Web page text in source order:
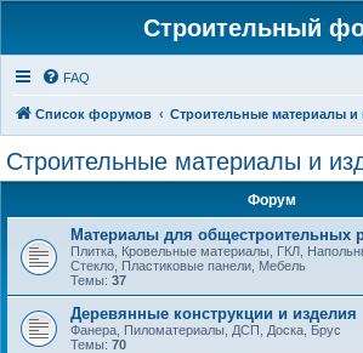
Строительный
FAQ
Список форумов Строительные материалы и
Строительные материалы и
Форум
Материалы для общестроительных
Плитка, Кровельные материалы, ГКЛ,
Стекло, Пластиковые панели, Мебель
Темы: 37
Деревянные конструкции и изделия
Фанера, Пиломатериалы, ДСП, Доска, Брус
Темы: 70